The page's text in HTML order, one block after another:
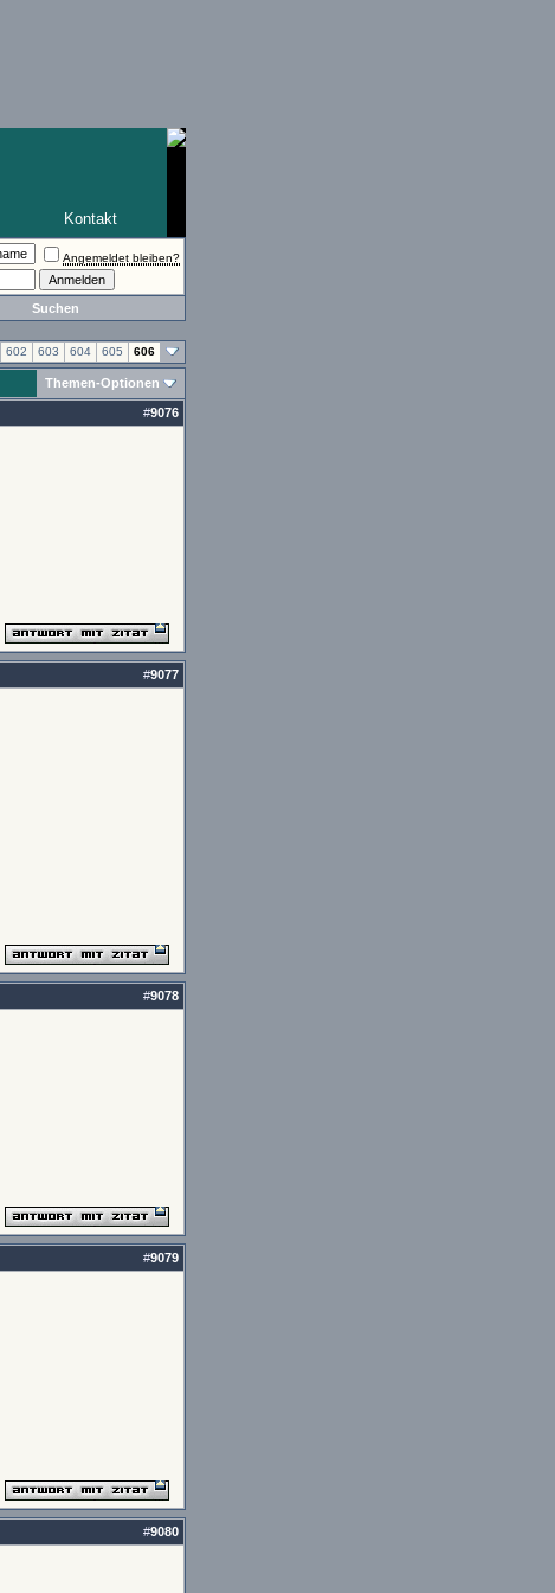
Kontakt
Angemeldet bleiben?
Suchen
602 603 604 605 606
Themen-Optionen
#9076
#9077
#9078
#9079
#9080